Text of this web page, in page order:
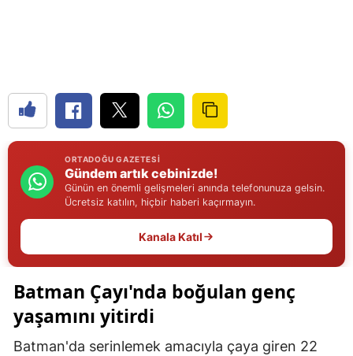
Edirne
Elazığ
Erzincan
Erzurum
Eskişehir
Gaziantep
Giresun
ORTADOĞU GAZETESI
Gündem artık cebinizde!
Günün en önemli gelişmeleri anında telefonunuza gelsin.
Ücretsiz katılın, hiçbir haberi kaçırmayın.
Kanala Katıl
Batman Çayı'nda boğulan genç
yaşamını yitirdi
Batman'da serinlemek amacıyla çaya giren 22